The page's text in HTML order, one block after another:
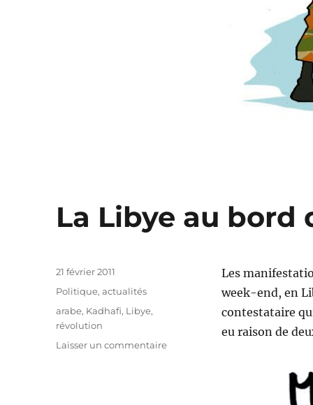
La Libye au bord
Les
week-end, en
contestataire
eu raison de
Publié
21 février 2011
Catégories
Politique, actualités
Étiquettes
arabe, Kadhafi, Libye,
révolution
Laisser un commentairesur